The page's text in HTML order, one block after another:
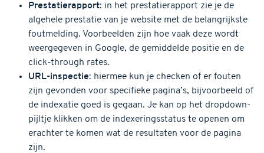
Prestatierapport: in het prestatierapport zie je de
algehele prestatie van je website met de belangrijkste
foutmelding. Voorbeelden zijn hoe vaak deze wordt
weergegeven in Google, de gemiddelde positie en de
click-through rates.
URL-inspectie: hiermee kun je checken of er fouten
zijn gevonden voor specifieke pagina’s, bijvoorbeeld of
de indexatie goed is gegaan. Je kan op het dropdown-
pijltje klikken om de indexeringsstatus te openen om
erachter te komen wat de resultaten voor de pagina
zijn.